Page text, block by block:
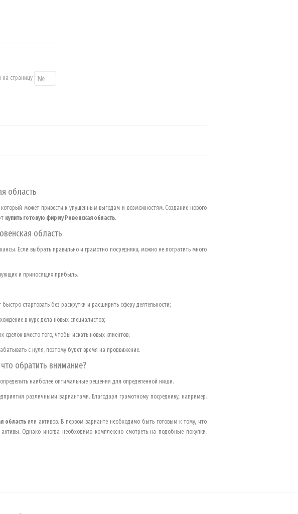
на страницу
область
может привести к упущенным выгодам и возможностям. Создание нового
купить готовую фирмуРовенская область.
область
Если выбрать правильно и грамотно посредника, можно не потратить много
и приносящих прибыль.
стартовать без раскрутки и расширить сферу деятельности;
в курс дела новых специалистов;
вместо того, чтобы искать новых клиентов;
с нуля, поэтому будет время на продвижение.
обратить внимание?
наиболее оптимальные решения для определенной ниши.
различными вариантами. Благодаря грамотному посреднику, например,
область или активов. В первом варианте необходимо быть готовым к тому, что
Однако иногда необходимо комплексно смотреть на подобные покупки,